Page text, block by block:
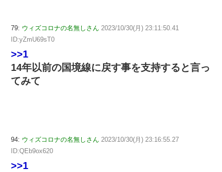
79: ウィズコロナの名無しさん 2023/10/30(月) 23:11:50.41
ID:yZmU69sT0
>>1
14年以前の国境線に戻す事を支持すると言っ
てみて
94: ウィズコロナの名無しさん 2023/10/30(月) 23:16:55.27
ID:QEb9ox620
>>1